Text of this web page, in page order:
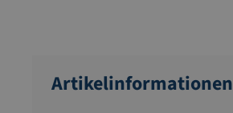
Artikelinformationen